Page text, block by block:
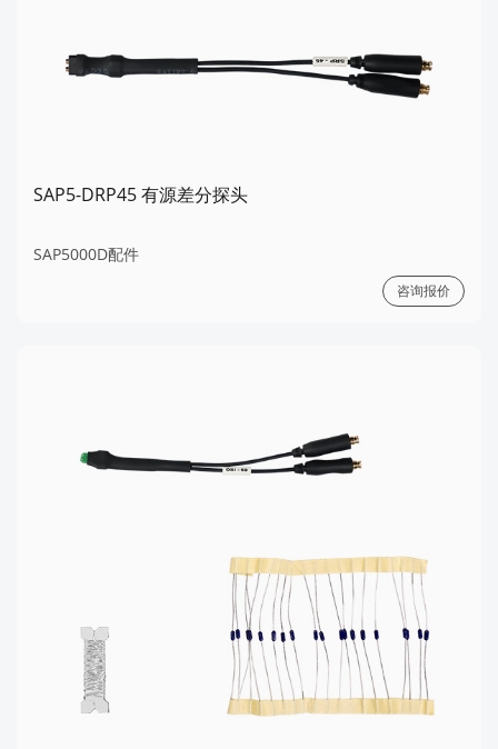
SAP5-DRP45 有源差分探头
SAP5000D配件
咨询报价